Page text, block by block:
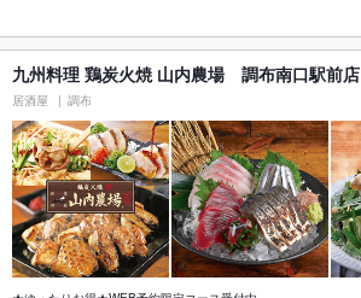
九州料理 鶏炭火焼 山内農場 調布南口駅前店
居酒屋 調布